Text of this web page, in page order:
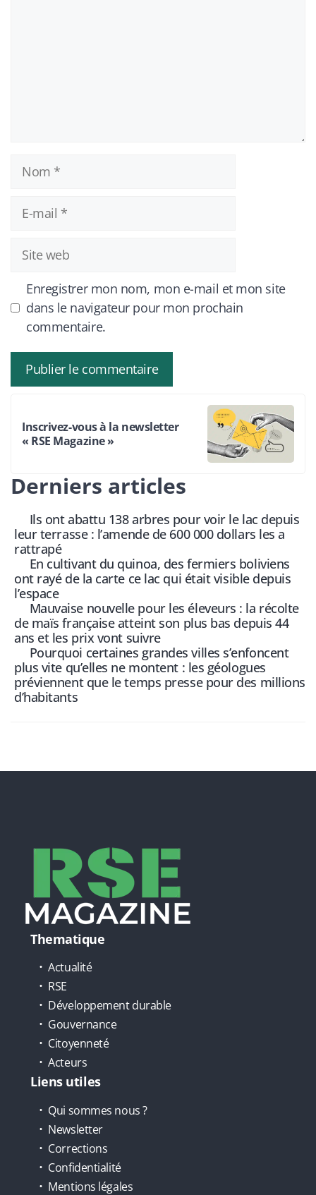
Nom
mail
Site
web
Enregistrer mon nom, mon e-mail et mon site
dans le navigateur pour mon prochain
commentaire.
Inscrivez-vous à la newsletter
« RSE Magazine »
Derniers articles
Ils ont abattu 138 arbres pour voir le lac depuis
leur terrasse : l’amende de 600 000 dollars les a
rattrapé
En cultivant du quinoa, des fermiers boliviens
ont rayé de la carte ce lac qui était visible depuis
l’espace
Mauvaise nouvelle pour les éleveurs : la récolte
de maïs française atteint son plus bas depuis 44
ans et les prix vont suivre
Pourquoi certaines grandes villes s’enfoncent
plus vite qu’elles ne montent : les géologues
préviennent que le temps presse pour des millions
d’habitants
Thematique
Actualité
RSE
Développement durable
Gouvernance
Citoyenneté
Acteurs
Liens utiles
Qui sommes nous ?
Newsletter
Corrections
Confidentialité
Mentions légales